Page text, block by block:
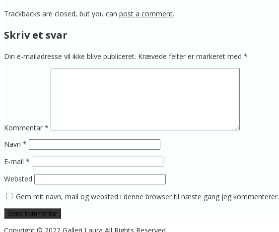
Trackbacks are closed, but you can post a comment.
Skriv et svar
Din e-mailadresse vil ikke blive publiceret. Krævede felter er markeret med *
Kommentar *
Navn *
E-mail *
Websted
Gem mit navn, mail og websted i denne browser til næste gang jeg kommenterer.